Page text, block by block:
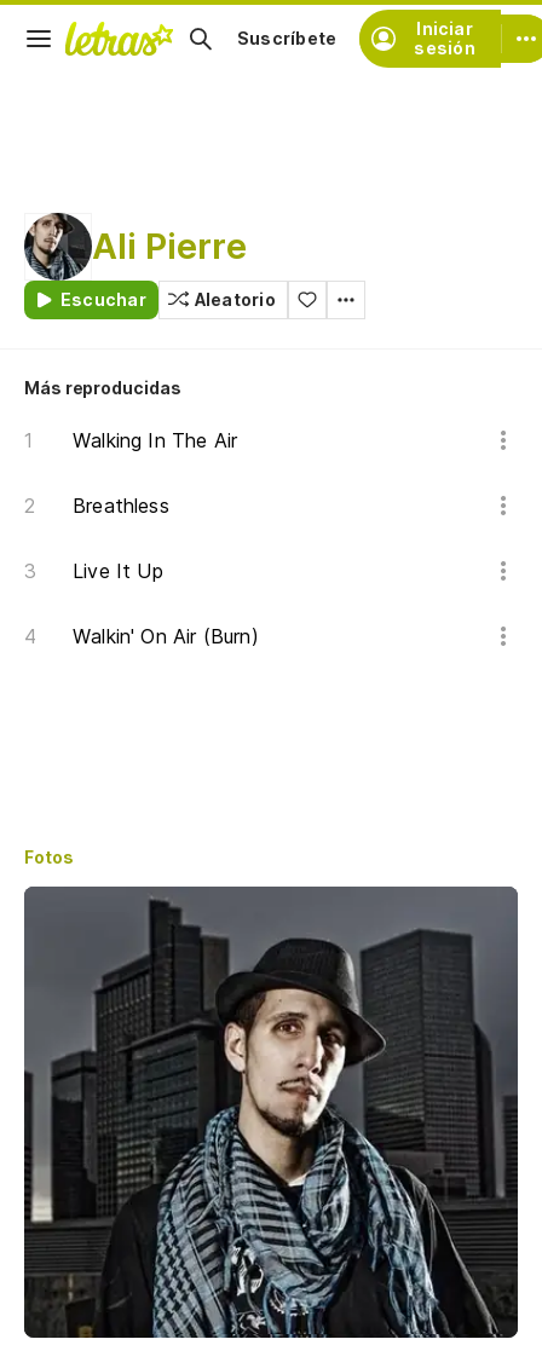
Iniciar
sesión
Suscríbete
Ali Pierre
Escuchar Aleatorio
Más reproducidas
Walking In The Air
Breathless
Live It Up
Walkin' On Air (Burn)
Fotos